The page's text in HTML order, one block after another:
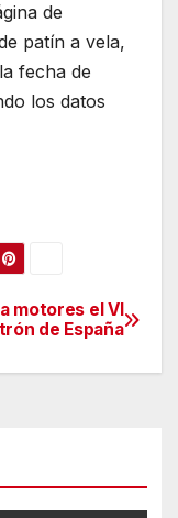
de
patín a vela,
fecha de
los datos
motores el VI
de España